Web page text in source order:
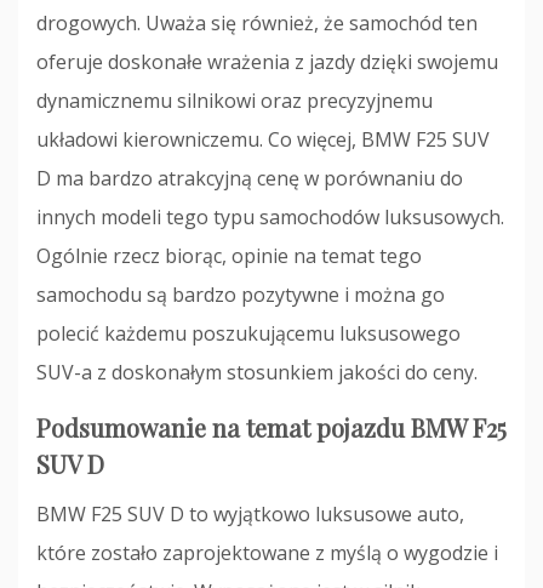
drogowych. Uważa się również, że samochód ten
oferuje doskonałe wrażenia z jazdy dzięki swojemu
dynamicznemu silnikowi oraz precyzyjnemu
układowi kierowniczemu. Co więcej, BMW F25 SUV
D ma bardzo atrakcyjną cenę w porównaniu do
innych modeli tego typu samochodów luksusowych.
Ogólnie rzecz biorąc, opinie na temat tego
samochodu są bardzo pozytywne i można go
polecić każdemu poszukującemu luksusowego
SUV-a z doskonałym stosunkiem jakości do ceny.
Podsumowanie na temat pojazdu BMW F25
SUV D
BMW F25 SUV D to wyjątkowo luksusowe auto,
które zostało zaprojektowane z myślą o wygodzie i